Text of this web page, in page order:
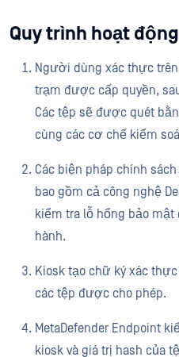
Quy trình hoạt
Người dùng xác thực trên
trạm được cấp quyền,
Các tệp sẽ được quét
cùng các cơ chế kiểm
Các biện pháp chính
bao gồm cả công nghệ
kiểm tra lỗ hổng bảo
hành.
Kiosk tạo chữ ký xác
các tệp được cho phép.
MetaDefender Endpoint
kiosk và giá trị hash của